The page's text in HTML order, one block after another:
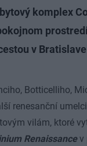
komplex
v
Botticelliho,
renesanční
vilám, ktoré
Renaissancev